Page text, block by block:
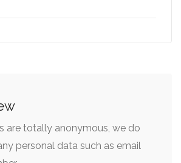
are totally anonymous, we do
personal data such as email